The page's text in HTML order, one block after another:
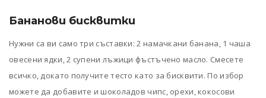
Бананови бисквитки
Нужни са ви само три съставки: 2 намачкани банана, 1 чаша
овесени ядки, 2 супени лъжици фъстъчено масло. Смесете
всичко, докато получите тесто като за бисквити. По избор
можете да добавите и шоколадов чипс, орехи, кокосови